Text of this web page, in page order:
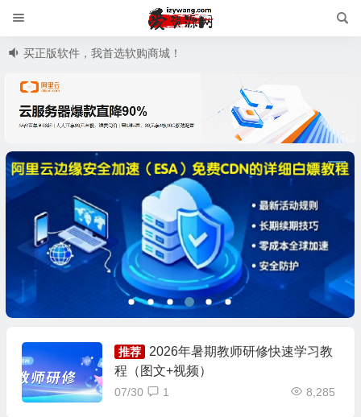
买正版软件，我首选软购商城！
推荐
2026年暑期教师研修快速学习教
程（图文+视频）
07/30 8,285
1